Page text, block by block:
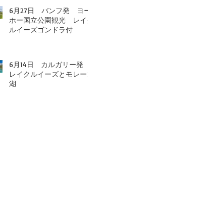
6月27日 バンフ発 ヨー
ホー国立公園観光 レイク
ルイーズゴンドラ付
6月14日 カルガリー発
レイクルイーズとモレーン
湖